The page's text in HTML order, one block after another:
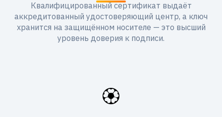
Квалифицированный сертификат выдаёт
аккредитованный удостоверяющий центр, а ключ
хранится на защищённом носителе — это высший
уровень доверия к подписи.
🏵️